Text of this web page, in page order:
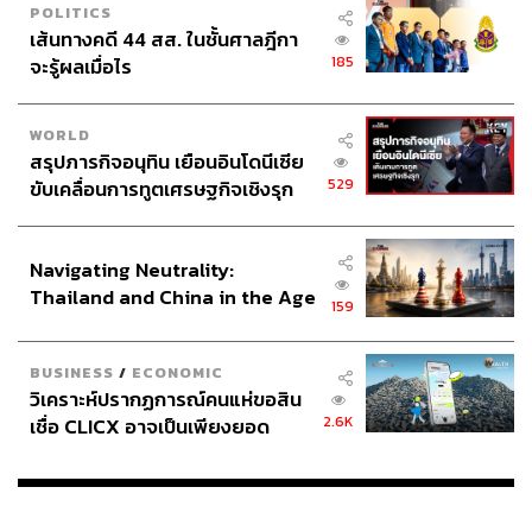
POLITICS
เส้นทางคดี 44 สส. ในชั้นศาลฎีกา
จะรู้ผลเมื่อไร
185
WORLD
สรุปภารกิจอนุทิน เยือนอินโดนีเซีย
ขับเคลื่อนการทูตเศรษฐกิจเชิงรุก
529
Navigating Neutrality:
Thailand and China in the Age
159
BUSINESS / ECONOMIC
วิเคราะห์ปรากฏการณ์คนแห่ขอสิน
เชื่อ CLICX อาจเป็นเพียงยอด
เรือนไทยที่ถูกซุกไว้
2.6K